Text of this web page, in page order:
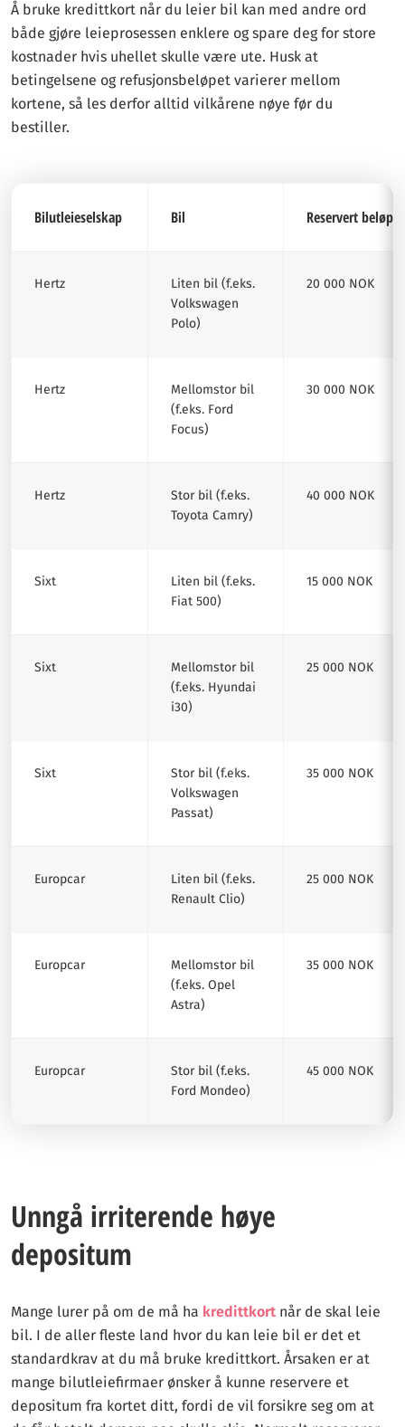
Å bruke kredittkort når du leier bil kan med andre ord
både gjøre leieprosessen enklere og spare deg for store
kostnader hvis uhellet skulle være ute. Husk at
betingelsene og refusjonsbeløpet varierer mellom
kortene, så les derfor alltid vilkårene nøye før du
bestiller.
Bilutleieselskap Bil Reservert beløp
Hertz
Liten bil (f.eks.
Volkswagen
Polo)
20 000 NOK
Hertz
Mellomstor bil
(f.eks. Ford
Focus)
30 000 NOK
Hertz
Stor bil (f.eks.
Toyota Camry)
40 000 NOK
Sixt
Liten bil (f.eks.
Fiat 500)
15 000 NOK
Sixt
Mellomstor bil
(f.eks. Hyundai
i30)
25 000 NOK
Sixt
Stor bil (f.eks.
Volkswagen
Passat)
35 000 NOK
Europcar
Liten bil (f.eks.
Renault Clio)
25 000 NOK
Europcar
Mellomstor bil
(f.eks. Opel
Astra)
35 000 NOK
Europcar
Stor bil (f.eks.
Ford Mondeo)
45 000 NOK
Unngå irriterende høye
depositum
Mange lurer på om de må ha kredittkort når de skal leie
bil. I de aller fleste land hvor du kan leie bil er det et
standardkrav at du må bruke kredittkort. Årsaken er at
mange bilutleiefirmaer ønsker å kunne reservere et
depositum fra kortet ditt, fordi de vil forsikre seg om at